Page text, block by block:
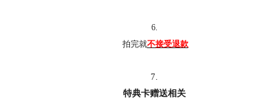
6.
拍完就不接受退款
7.
特典卡赠送相关